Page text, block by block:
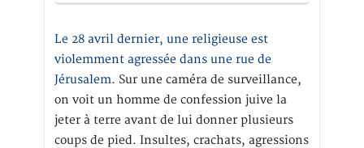
Le 28 avril dernier, une religieuse est
violemment agressée dans une rue de
Jérusalem. Sur une caméra de surveillance,
on voit un homme de confession juive la
jeter à terre avant de lui donner plusieurs
coups de pied. Insultes, crachats, agressions